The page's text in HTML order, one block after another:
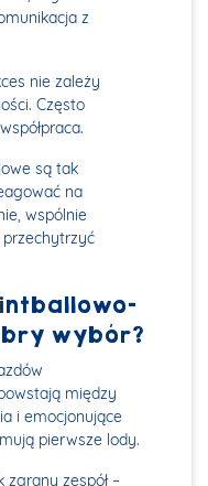
z
nie zależy
Często
są tak
na
wspólnie
wybór?
między
i emocjonujące
pierwsze lody.
zgrany zespół –